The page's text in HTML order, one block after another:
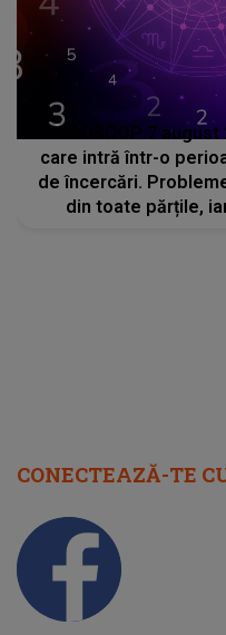
HOROSCOP 7
care intră într-o
de încercări.
din toate părțile,
CONECTEAZĂ-TE